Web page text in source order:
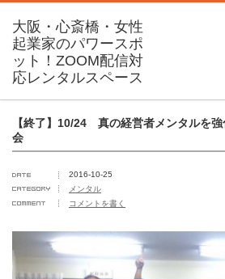
【終了】10/24 真の経営者メンタルを
会
2016-10-25
メンタル
コメントを書く